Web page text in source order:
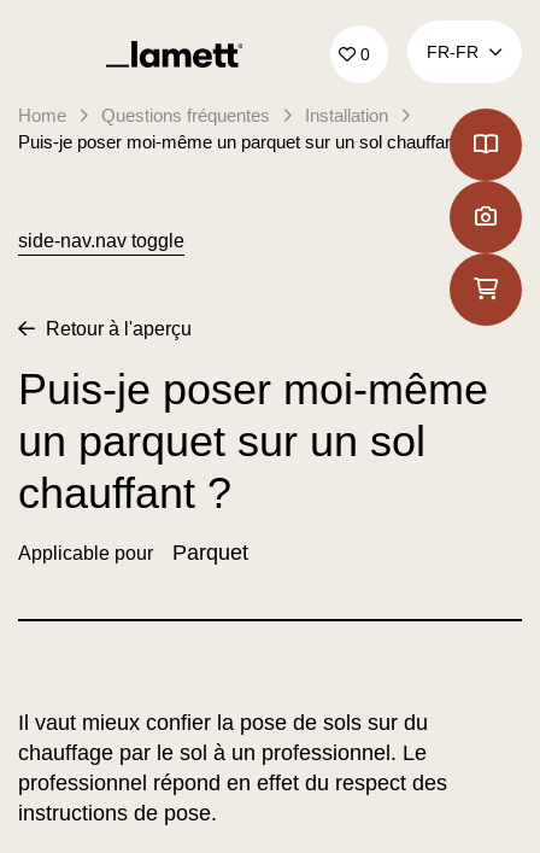
Retour à la page d'accueil 0 FR‑FR
Home Questions fréquentes
Installation
Puis-je poser moi-même un parquet sur un sol chauffant ?
side-nav.nav toggle
Retour à l'aperçu
Puis-je poser moi-même
un parquet sur un sol
chauffant ?
Applicable pour Parquet
Il vaut mieux confier la pose de sols sur du
chauffage par le sol à un professionnel. Le
professionnel répond en effet du respect des
instructions de pose.